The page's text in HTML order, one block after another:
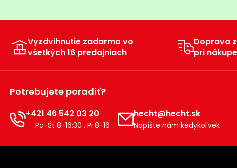
Vyzdvihnutie zadarmo vo
všetkých 16 predajniach
Doprava
pri
Potrebujete poradiť?
+421 46 542 03 20
Po-Št 8-16:30 , Pi 8-16
hecht@hecht.sk
Napíšte nám kedykoľvek